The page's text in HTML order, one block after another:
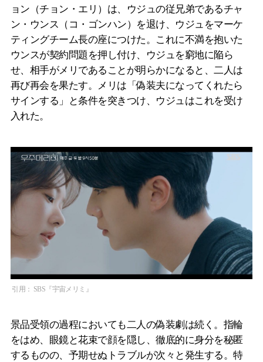
ョン（チョン・エリ）は、ウジュの従兄弟であるチャ
ン・ウンス（コ・ゴンハン）を退け、ウジュをマーケ
ティングチーム長の座につけた。これに不満を抱いた
ウンスが契約問題を押し付け、ウジュを窮地に陥ら
せ、相手がメリであることが明らかになると、二人は
再び再会を果たす。メリは「偽装夫になってくれたら
サインする」と条件を突きつけ、ウジュはこれを受け
入れた。
引用： SBS『宇宙メリミ』
景品受領の過程においても二人の偽装劇は続く。指輪
をはめ、眼鏡と花束で顔を隠し、徹底的に身分を秘匿
するものの、予期せぬトラブルが次々と発生する。特